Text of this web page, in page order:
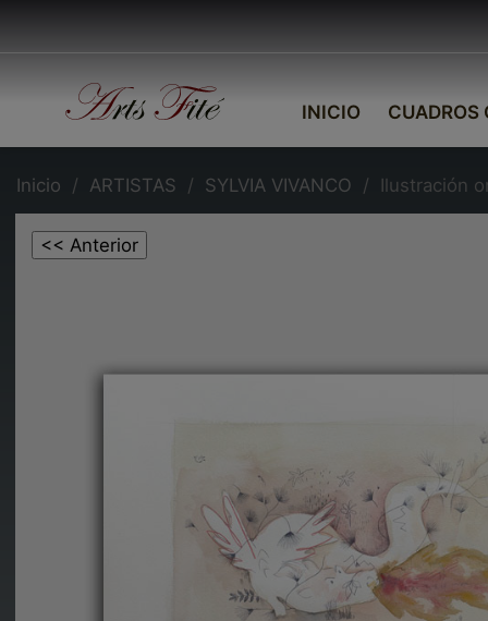
INICIO CUADROS
Inicio ARTISTAS SYLVIA VIVANCO Ilustración